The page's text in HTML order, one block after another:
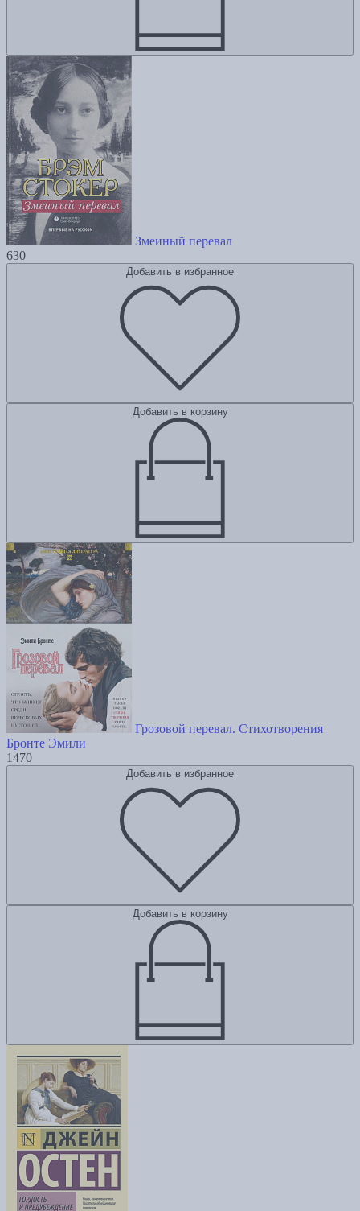
Змеиный перевал
630
Добавить в избранное
Добавить в корзину
Грозовой перевал. Стихотворения
Бронте Эмили
1470
Добавить в избранное
Добавить в корзину